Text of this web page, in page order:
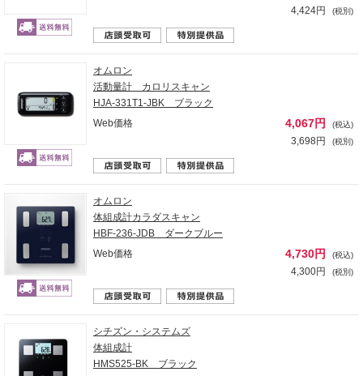
4,424円 (税別)
オムロン
活動量計 カロリスキャン
HJA-331T1-JBK ブラック
Web価格
4,067円 (税込)
3,698円 (税別)
オムロン
体組成計カラダスキャン
HBF-236-JDB ダークブルー
Web価格
4,730円 (税込)
4,300円 (税別)
シチズン・システムズ
体組成計
HMS525-BK ブラック